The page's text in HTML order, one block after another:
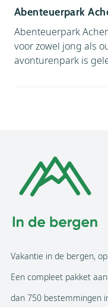
Abenteuerpark
Abenteuerpark
voor zowel jong als
avonturenpark is
Vakantie in de bergen, op
Een compleet pakket
dan 750 bestemmingen